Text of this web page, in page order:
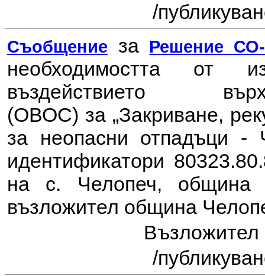
/
Съобщение за Решение СО-
необходимостта от
въздействието
(ОВОС) за „Закриване,
за неопасни отпадъци -
идентификатори
на с. Челопеч, община
възложител община
Възложител
/